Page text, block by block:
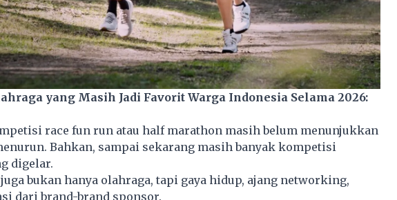
yang Masih Jadi Favorit Warga Indonesia Selama 2026:
race fun run atau half marathon masih belum menunjukkan
Bahkan, sampai sekarang masih banyak kompetisi
digelar.
bukan hanya olahraga, tapi gaya hidup, ajang networking,
dari brand-brand sponsor.